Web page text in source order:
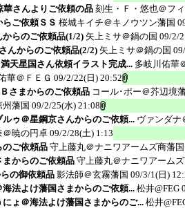
さんよりご依頼の品 刻生・Ｆ・悠也＠フ
ご依頼ＳＳ 桜城キイチ＠キノウツン藩国
らのご依頼品(1/2) 矢上ミサ＠鍋の国 09/2/
んからのご依頼品(2/2) 矢上ミサ＠鍋の国
天星国さん依頼イラスト完成... 多岐川佑華
華＠ＦＥＧ 09/2/22(日) 20:52
さまからのご依頼品 コール･ポー＠芥辺境
藩国 09/2/25(水) 21:08
ゥ＠星鋼京さんからのご依頼... ヴァンダナ
＠暁の円卓 09/2/28(土) 1:13
のご依頼品 守上藤丸＠ナニワアームズ商藩国
まからのご依頼品 守上藤丸＠ナニワアーム
の御依頼品 影法師＠玄霧藩国 09/3/1(日)
法よけ藩国さまからのご依頼... 松井@FEG
ょ＠海法よけ藩国さまからのご... 松井